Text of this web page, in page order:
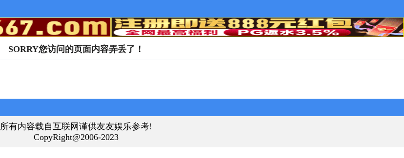
SORRY您访问的页面内容弄丢了！
所有内容载自互联网谨供友友娱乐参考!
CopyRight@2006-2023